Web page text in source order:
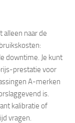
alleen naar de
downtime. Je kunt
prestatie voor
A-merken
is.
kalibratie of
vragen.